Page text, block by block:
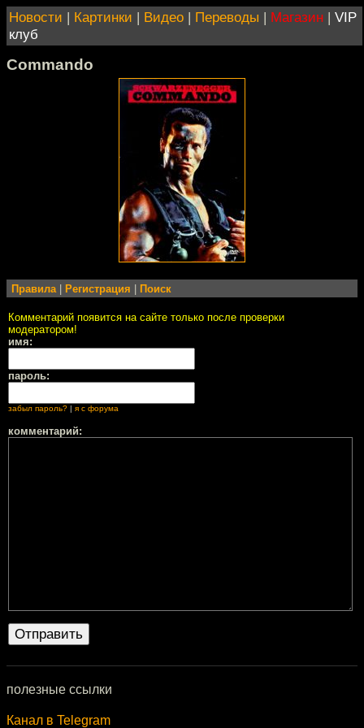
Новости | Картинки | Видео | Переводы | Магазин | VIP
клуб
Commando
Правила Регистрация Поиск
Комментарий появится на сайте только после проверки
модератором!
имя:
пароль:
забыл пароль? | я с форума
комментарий:
полезные ссылки
Канал в Telegram